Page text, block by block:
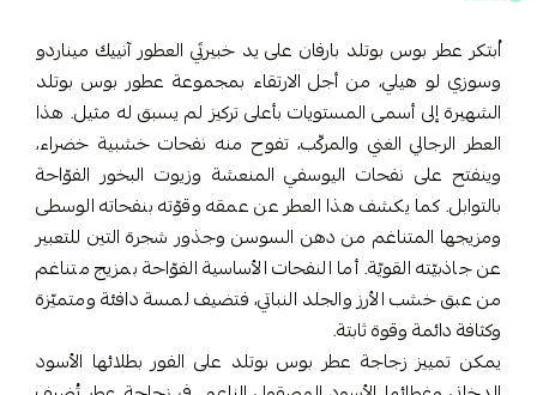
اُبتكر عطر بوس بوتلد بارفان على يد خبيرتَي العطور آنييك ميناردو
وسوزي لو هيلي، من أجل الارتقاء بمجموعة عطور بوس بوتلد
الشهيرة إلى أسمى المستويات بأعلى تركيز لم يسبق له مثيل. هذا
العطر الرجالي الغني والمركّب، تفوح منه نفحات خشبية خضراء،
وينفتح على نفحات اليوسفي المنعشة وزيوت البخور الفوّاحة
بالتوابل. كما يكشف هذا العطر عن عمقه وقوّته بنفحاته الوسطى
ومزيجها المتناغم من دهن السوسن وجذور شجرة التين للتعبير
عن جاذبيّته القويّة. أما النفحات الأساسية الفوّاحة بمزيج متناغم
من عبق خشب الأرز والجلد النباتي، فتضيف لمسة دافئة ومتميّزة
وكثافة دائمة وقوة ثابتة.
يمكن تمييز زجاجة عطر بوس بوتلد على الفور بطلائها الأسود